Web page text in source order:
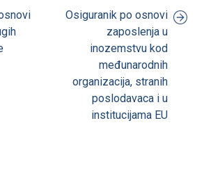
Osiguranik po osnovi
zaposlenja u
inozemstvu kod
međunarodnih
organizacija, stranih
poslodavaca i u
institucijama EU